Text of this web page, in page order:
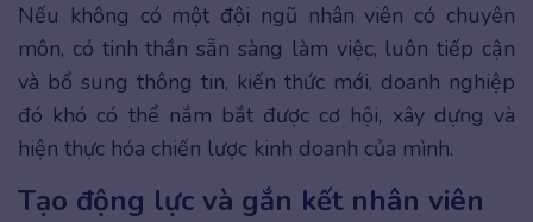
Nếu không có một đội ngũ nhân viên có chuyên
môn, có tinh thần sẵn sàng làm việc, luôn tiếp cận
và bổ sung thông tin, kiến thức mới, doanh nghiệp
đó khó có thể nắm bắt được cơ hội, xây dựng và
hiện thực hóa chiến lược kinh doanh của mình.
Tạo động lực và gắn kết nhân viên